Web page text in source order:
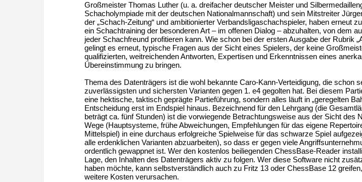
Großmeister Thomas Luther (u. a. dreifacher deutscher Meister und
Schacholympiade mit der deutschen Nationalmannschaft) und sein Mitstreiter
der „Schach-Zeitung“ und ambitionierter Verbandsligaschachspieler, haben erneut
ein Schachtraining der besonderen Art – im offenen Dialog – abzuhalten, von dem
jeder Schachfreund profitieren kann. Wie schon bei der ersten Ausgabe der Rubrik
gelingt es erneut, typische Fragen aus der Sicht eines Spielers, der keine
qualifizierten, weitreichenden Antworten, Expertisen und Erkenntnissen eines
Übereinstimmung zu bringen.
Thema des Datenträgers ist die wohl bekannte Caro-Kann-Verteidigung, die schon
zuverlässigsten und sichersten Varianten gegen 1. e4 gegolten hat. Bei diesem
eine hektische, taktisch geprägte Partieführung, sondern alles läuft in „geregelten
Entscheidung erst im Endspiel hinaus. Bezeichnend für den Lehrgang (die
beträgt ca. fünf Stunden) ist die vorwiegende Betrachtungsweise aus der Sicht des
Wege (Hauptsysteme, frühe Abweichungen, Empfehlungen für das eigene
Mittelspiel) in eine durchaus erfolgreiche Spielweise für das schwarze Spiel
alle erdenklichen Varianten abzuarbeiten), so dass er gegen viele
ordentlich gewappnet ist. Wer den kostenlos beiliegenden ChessBase-Reader
Lage, den Inhalten des Datenträgers aktiv zu folgen. Wer diese Software nicht
haben möchte, kann selbstverständlich auch zu Fritz 13 oder ChessBase 12
weitere Kosten verursachen.